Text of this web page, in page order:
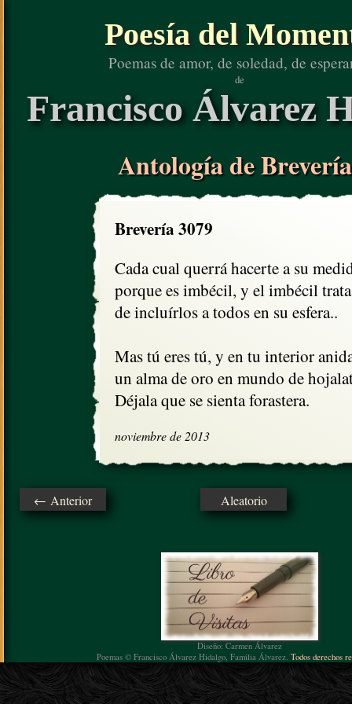
Poesía del
Poemas de amor, de soledad, de
de
Francisco Álvarez
Antología de
Brevería 3079
Cada cual querrá hacerte a su
porque es imbécil, y el imbécil trata
de incluírlos a todos en su esfera..
Mas tú eres tú, y en tu interior
un alma de oro en mundo de
Déjala que se sienta forastera.
noviembre de 2013
← Anterior Aleatorio
Diseño: Carmen Álvarez
Poemas © Francisco Álvarez Hidalgo, Familia Álvarez. Todos derechos